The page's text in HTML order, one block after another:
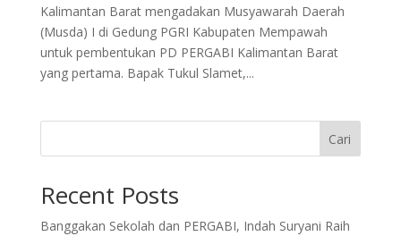
Kalimantan Barat mengadakan Musyawarah Daerah
(Musda) I di Gedung PGRI Kabupaten Mempawah
untuk pembentukan PD PERGABI Kalimantan Barat
yang pertama. Bapak Tukul Slamet,...
Cari
Recent Posts
Banggakan Sekolah dan PERGABI, Indah Suryani Raih